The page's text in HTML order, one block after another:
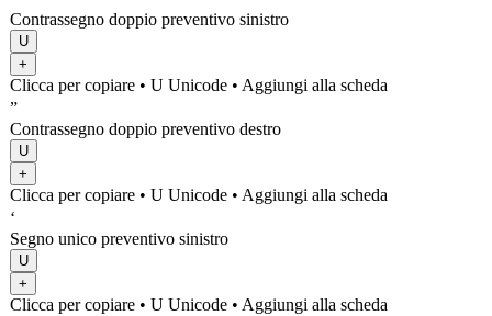
Contrassegno doppio preventivo sinistro
U
+
Clicca per copiare • U Unicode • Aggiungi alla scheda
”
Contrassegno doppio preventivo destro
U
+
Clicca per copiare • U Unicode • Aggiungi alla scheda
‘
Segno unico preventivo sinistro
U
+
Clicca per copiare • U Unicode • Aggiungi alla scheda